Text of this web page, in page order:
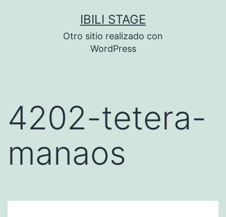
IBILI STAGE
Otro sitio realizado con
WordPress
4202-tetera-
manaos